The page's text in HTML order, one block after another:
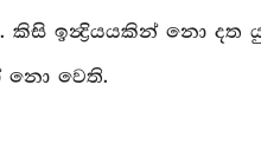
කිසි ඉන්‍ද්‍රියයකින් නො දත
නො වෙති.